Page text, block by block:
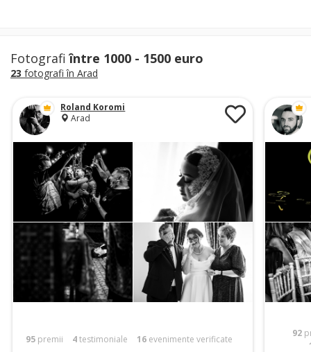
Fotografiîntre 1000 - 1500 euro
23 fotografi în Arad
Roland Koromi
Arad
95 premii 4testimoniale 16 evenimente verificate
92